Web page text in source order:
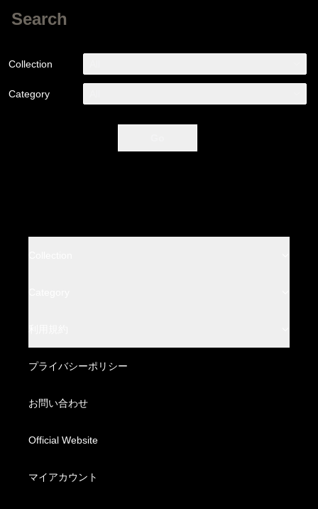
Search
Collection
Category
BACKLASH THE DENIM
BACKLASH XX Yohji Yamamoto
Leather Bottoms
Fabric Wear
Fabric Bottoms
Footwear
特定商取引法に基づく表記
配送方法・送料について
お支払い方法について
海外発送について
プライバシーポリシー
お問い合わせ
Official Website
マイアカウント